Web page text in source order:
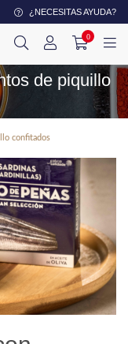
¿NECESITAS AYUDA?
0
de piquillo
confitados